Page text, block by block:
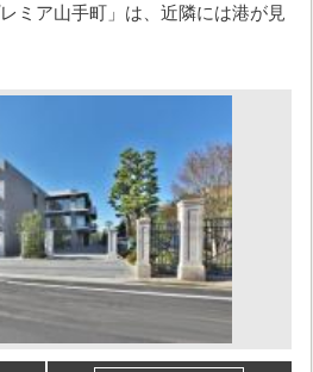
ミア山手町」は、近隣には港が見